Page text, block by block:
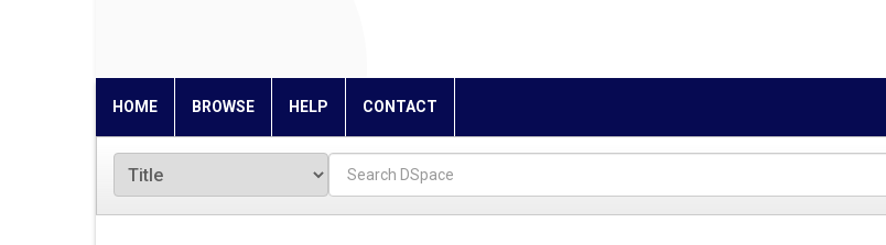
HOME BROWSE HELP CONTACT